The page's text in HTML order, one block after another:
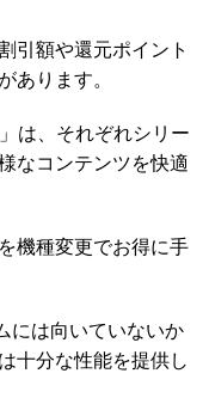
引額や還元ポイント
あります。
は、それぞれシリー
なコンテンツを快適
機種変更でお得に手
には向いていないか
十分な性能を提供し